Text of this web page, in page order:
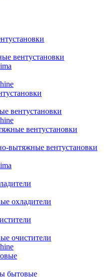
вентустановки
вентустановки
вентустановки
вытяжные вентустановки
охладители
очистители
бытовые